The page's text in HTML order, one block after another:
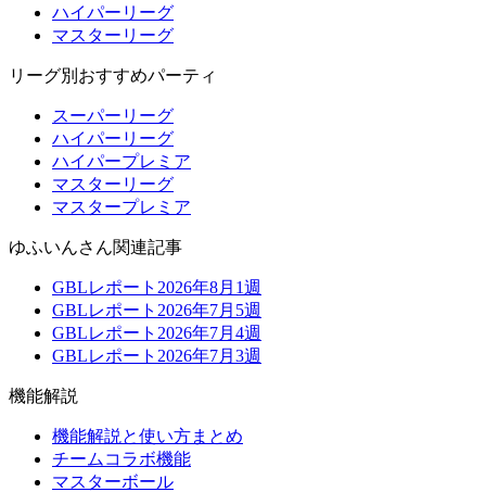
ハイパーリーグ
マスターリーグ
リーグ別おすすめパーティ
スーパーリーグ
ハイパーリーグ
ハイパープレミア
マスターリーグ
マスタープレミア
ゆふいんさん関連記事
GBLレポート2026年8月1週
GBLレポート2026年7月5週
GBLレポート2026年7月4週
GBLレポート2026年7月3週
機能解説
機能解説と使い方まとめ
チームコラボ機能
マスターボール